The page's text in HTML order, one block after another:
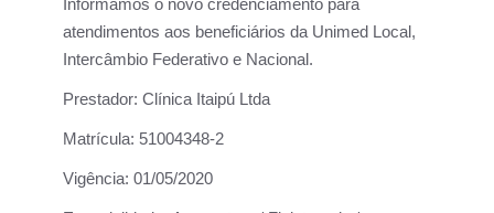
Informamos o novo credenciamento para
atendimentos aos beneficiários da Unimed Local,
Intercâmbio Federativo e Nacional.
Prestador: Clínica Itaipú Ltda
Matrícula: 51004348-2
Vigência: 01/05/2020